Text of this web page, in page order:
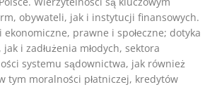
obywateli, jak i instytucji finansowych.
prawne i społeczne; dotyka
i zadłużenia młodych, sektora
systemu sądownictwa, jak również
tym moralności płatniczej, kredytów